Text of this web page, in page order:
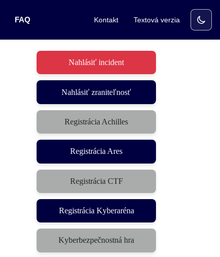
FAQ Kontakt Textová verzia
Nahlásiť incident
Nahlásiť zraniteľnosť
Registrácia Achilles
Registrácia Ares
Registrácia CTF
(otvorí sa v novom okne)
Registrácia Kyberaréna
Kyberbezpečnostná hra
(otvorí sa v novom okne)